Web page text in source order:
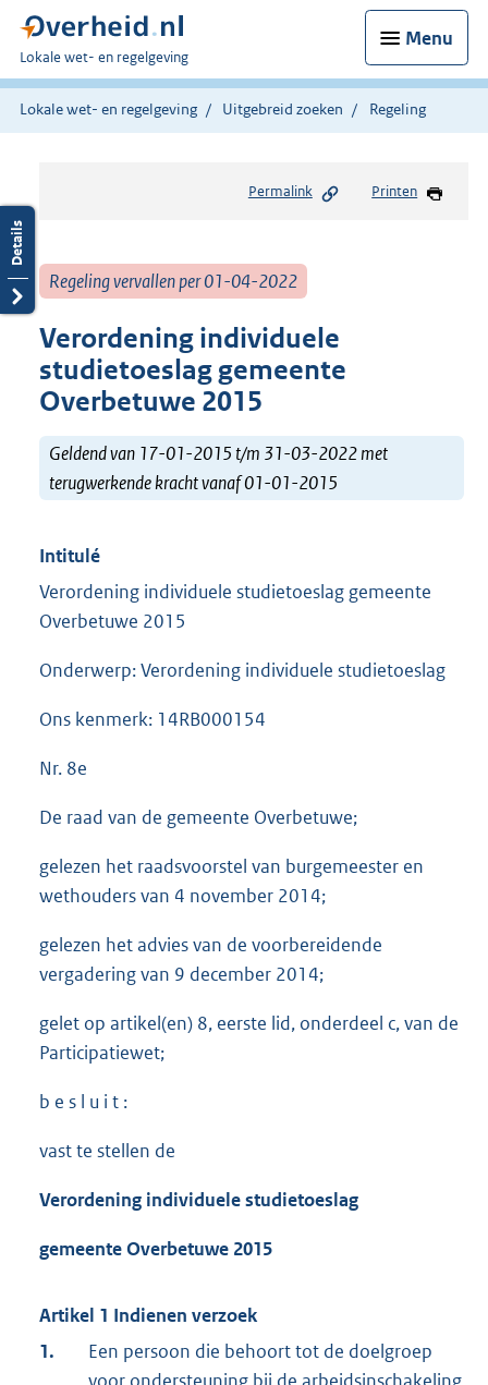
Menu
U
bent
hier:
Lokale wet- en regelgeving
Lokale wet- en regelgeving Uitgebreid zoeken Regeling
Permalink Printen
Regeling vervallen per 01-04-2022
Verordening individuele
studietoeslag gemeente
Overbetuwe 2015
Geldend van 17-01-2015 t/m 31-03-2022 met
terugwerkende kracht vanaf 01-01-2015
Intitulé
Verordening individuele studietoeslag gemeente
Overbetuwe 2015
Onderwerp: Verordening individuele studietoeslag
Ons kenmerk: 14RB000154
Nr. 8e
De raad van de gemeente Overbetuwe;
gelezen het raadsvoorstel van burgemeester en
wethouders van 4 november 2014;
gelezen het advies van de voorbereidende
vergadering van 9 december 2014;
gelet op artikel(en) 8, eerste lid, onderdeel c, van de
Participatiewet;
b e s l u i t :
vast te stellen de
Verordening individuele studietoeslag
gemeente Overbetuwe 2015
Artikel 1 Indienen verzoek
1.
Een persoon die behoort tot de doelgroep